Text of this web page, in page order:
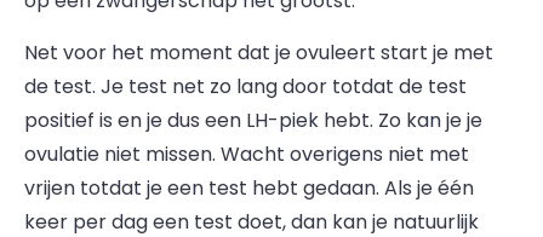
Net voor het moment dat je ovuleert start je met
de test. Je test net zo lang door totdat de test
positief is en je dus een LH-piek hebt. Zo kan je je
ovulatie niet missen. Wacht overigens niet met
vrijen totdat je een test hebt gedaan. Als je één
keer per dag een test doet, dan kan je natuurlijk